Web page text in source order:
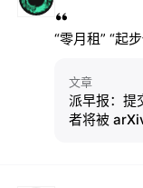
“零月租” “起
文章
派早报：提
者将被